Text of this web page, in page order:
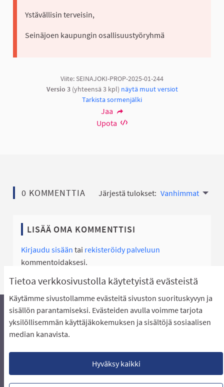
Tietoa verkkosivustolla käytetyistä evästeistä
Käytämme sivustollamme evästeitä sivuston suorituskyvyn ja
sisällön parantamiseksi. Evästeiden avulla voimme tarjota
yksilöllisemmän käyttäjäkokemuksen ja sisältöjä sosiaalisen
median kanavista.
Hyväksy kaikki
Ystävällisin terveisin,
Seinäjoen kaupungin osallisuustyöryhmä
Viite: SEINAJOKI-PROP-2025-01-244
Versio 3(yhteensä 3 kpl) näytä muut versiot
Tarkista sormenjälki
Jaa
Upota
0 KOMMENTTIA Järjestä tulokset: Vanhimmat
LISÄÄ OMA KOMMENTTISI
Kirjaudu sisään tai rekisteröidy palveluun
kommentoidaksesi.
Äänestyksen pikaohjeet
Usein kysytyt kysymykset
Näin äänestät Asukasbudjetissa
Lataa avoimet datatiedostot
Evästeasetukset